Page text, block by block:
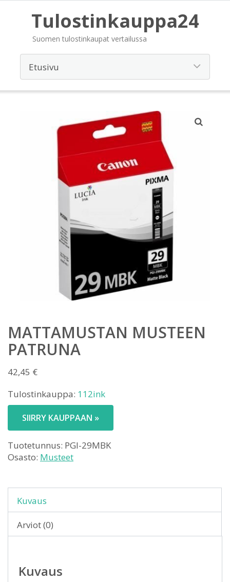
Tulostinkauppa24
Suomen tulostinkaupat vertailussa
MATTAMUSTAN MUSTEEN
PATRUNA
42,45 €
Tulostinkauppa: 112ink
SIIRRY KAUPPAAN »
Tuotetunnus: PGI-29MBK
Osasto: Musteet
Kuvaus
Arviot (0)
Kuvaus